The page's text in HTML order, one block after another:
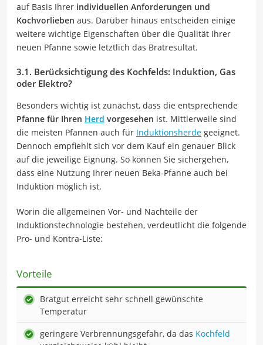
auf Basis Ihrer individuellen Anforderungen und
Kochvorlieben aus. Darüber hinaus entscheiden einige
weitere wichtige Eigenschaften über die Qualität Ihrer
neuen Pfanne sowie letztlich das Bratresultat.
3.1. Berücksichtigung des Kochfelds: Induktion, Gas
oder Elektro?
Besonders wichtig ist zunächst, dass die entsprechende
Pfanne für Ihren Herd vorgesehen ist. Mittlerweile sind
die meisten Pfannen auch für Induktionsherde geeignet.
Dennoch empfiehlt sich vor dem Kauf ein genauer Blick
auf die jeweilige Eignung. So können Sie sichergehen,
dass eine Nutzung Ihrer neuen Beka-Pfanne auch bei
Induktion möglich ist.
Worin die allgemeinen Vor- und Nachteile der
Induktionstechnologie bestehen, verdeutlicht die folgende
Pro- und Kontra-Liste:
Vorteile
Bratgut erreicht sehr schnell gewünschte
Temperatur
geringere Verbrennungsgefahr, da das Kochfeld